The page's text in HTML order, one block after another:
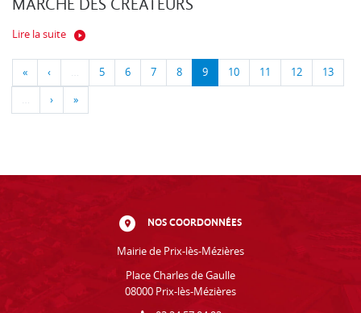
MARCHE DES CREATEURS
Lire la suite
« ‹ … 5 6 7 8 9 10 11 12 13
… › »
NOS COORDONNÉES
Mairie de Prix-lès-Mézières
Place Charles de Gaulle
08000 Prix-lès-Mézières